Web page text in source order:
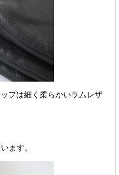
プは細く柔らかいラムレザ
す。